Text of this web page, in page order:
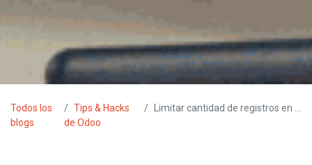
Todos los
blogs
Tips & Hacks
de Odoo
Limitar cantidad de registros en vista tree (XML)